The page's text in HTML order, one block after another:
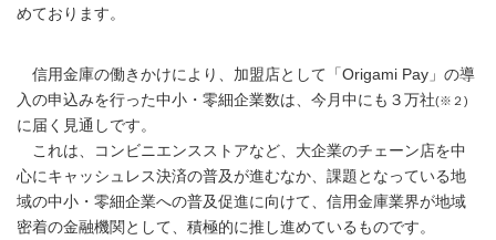
めております。
信用金庫の働きかけにより、加盟店として「Origami Pay」の導
入の申込みを行った中小・零細企業数は、今月中にも３万社(※２)
に届く見通しです。
これは、コンビニエンスストアなど、大企業のチェーン店を中
心にキャッシュレス決済の普及が進むなか、課題となっている地
域の中小・零細企業への普及促進に向けて、信用金庫業界が地域
密着の金融機関として、積極的に推し進めているものです。